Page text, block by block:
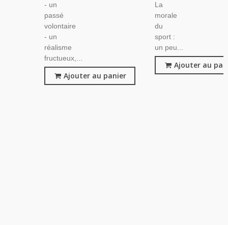
- un
passé
volontaire
- un
réalisme
fructueux,...
Ajouter au panier
La
morale
du
sport :
un peu...
Ajouter au